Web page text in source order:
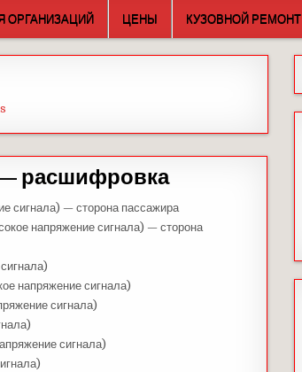
ОРГАНИЗАЦИЙ ЦЕНЫ КУЗОВНОЙ РЕМОНТ
расшифровка
сигнала) — сторона пассажира
напряжение сигнала) — сторона
напряжение сигнала)
сигнала)
сигнала)